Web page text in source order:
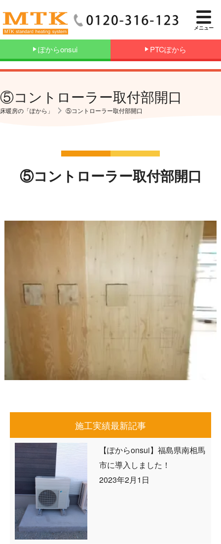
ぽからonsui PTCぽから
⑤コントローラー取付部開口
床暖房の「ぽから」 ⑤コントローラー取付部開口
⑤コントローラー取付部開口
施工実績最新記事
【ぽからonsui】福島県南相馬
市に導入しました！
2023年2月1日
メニュー